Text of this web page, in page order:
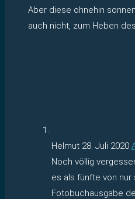
Aber diese ohnehin
auch nicht, zum Heben
Helmut 28. Juli 2020
Noch völlig
es als fünfte von
Fotobuchausgabe